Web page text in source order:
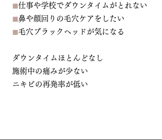
◼︎仕事や学校でダウンタイムがとれない
◼︎鼻や顔回りの毛穴ケアをしたい
◼︎毛穴ブラックヘッドが気になる
ダウンタイムほとんどなし
施術中の痛みが少ない
ニキビの再発率が低い